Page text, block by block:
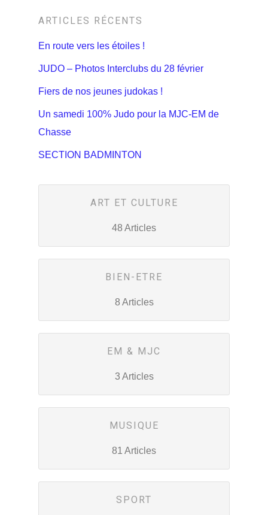
ARTICLES RÉCENTS
En route vers les étoiles !
JUDO – Photos Interclubs du 28 février
Fiers de nos jeunes judokas !
Un samedi 100% Judo pour la MJC-EM de
Chasse
SECTION BADMINTON
ART ET CULTURE
48 Articles
BIEN-ETRE
8 Articles
EM & MJC
3 Articles
MUSIQUE
81 Articles
SPORT